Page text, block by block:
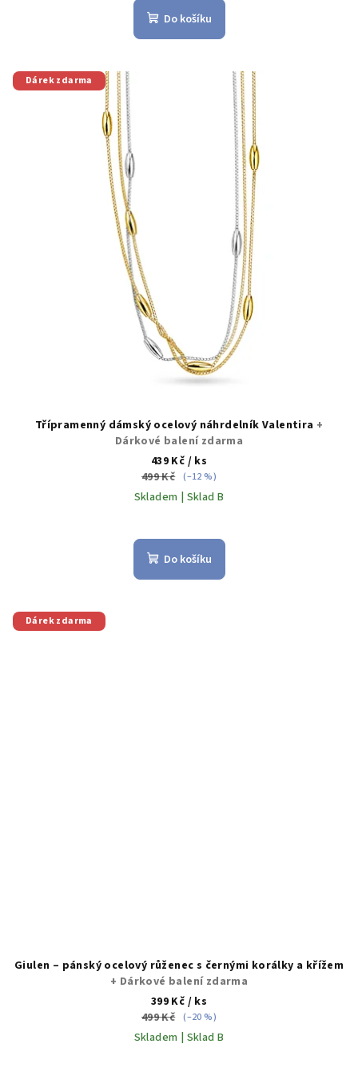
Do košíku
Dárek zdarma
Třípramenný dámský ocelový náhrdelník Valentira +
Dárkové balení zdarma
439 Kč / ks
499 Kč (–12 %)
Skladem | Sklad B
Do košíku
Dárek zdarma
Giulen – pánský ocelový růženec s černými korálky a křížem
+ Dárkové balení zdarma
399 Kč / ks
499 Kč (–20 %)
Skladem | Sklad B